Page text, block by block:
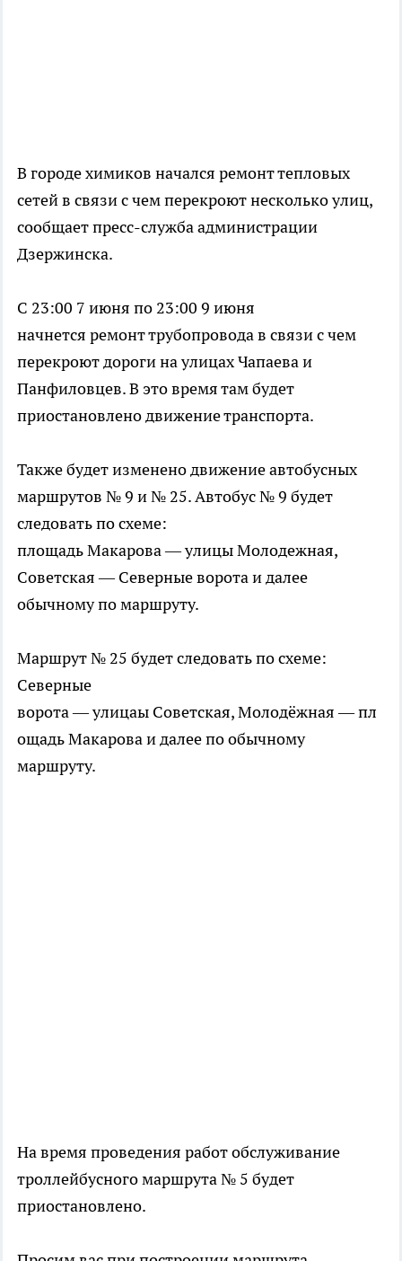
В городе химиков начался ремонт тепловых
сетей в связи с чем перекроют несколько улиц,
сообщает пресс-служба администрации
Дзержинска.
С 23:00 7 июня по 23:00 9 июня
начнется ремонт трубопровода в связи с чем
перекроют дороги на улицах Чапаева и
Панфиловцев. В это время там будет
приостановлено движение транспорта.
Также будет изменено движение автобусных
маршрутов № 9 и № 25. Автобус № 9 будет
следовать по схеме:
площадь Макарова — улицы Молодежная,
Советская — Северные ворота и далее
обычному по маршруту.
Маршрут № 25 будет следовать по схеме:
Северные
ворота — улицаы Советская, Молодёжная — пл
ощадь Макарова и далее по обычному
маршруту.
На время проведения работ обслуживание
троллейбусного маршрута № 5 будет
приостановлено.